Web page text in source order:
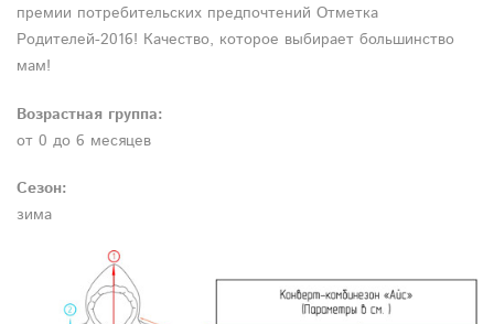
премии потребительских предпочтений Отметка
Родителей-2016! Качество, которое выбирает большинство
мам!
Возрастная группа:
от 0 до 6 месяцев
Сезон:
зима